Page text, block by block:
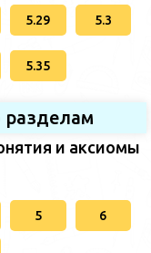
5.29 5.3
5.35
разделам
и аксиомы
5 6